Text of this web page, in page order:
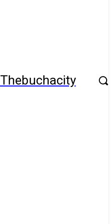
Thebuchacity